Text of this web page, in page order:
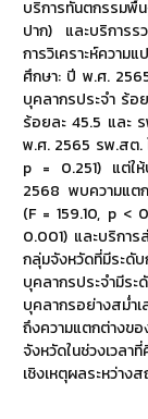
บริการทันตกรรมพื้
ปาก) และบริการร
การวิเคราะห์ควา
ศึกษา: ปี พ.ศ.
บุคลากรประจำ ร้
ร้อยละ 45.5 และ
พ.ศ. 2565 รพ.สต.
p = 0.251) แต่ให้
2568 พบความแต
(F = 159.10, p <
0.001) และบริการ
กลุ่มจังหวัดที่มีระ
บุคลากรประจำมีระ
บุคลากรอย่างสม่ำ
ถึงความแตกต่างข
จังหวัดในช่วงเวลา
เชิงเหตุผลระหว่าง